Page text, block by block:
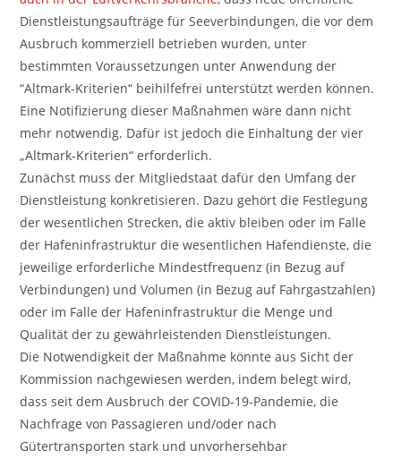
Dienstleistungsaufträge für Seeverbindungen, die vor dem
Ausbruch kommerziell betrieben wurden, unter
bestimmten Voraussetzungen unter Anwendung der
“Altmark-Kriterien“ beihilfefrei unterstützt werden können.
Eine Notifizierung dieser Maßnahmen wäre dann nicht
mehr notwendig. Dafür ist jedoch die Einhaltung der vier
„Altmark-Kriterien“ erforderlich.
Zunächst muss der Mitgliedstaat dafür den Umfang der
Dienstleistung konkretisieren. Dazu gehört die Festlegung
der wesentlichen Strecken, die aktiv bleiben oder im Falle
der Hafeninfrastruktur die wesentlichen Hafendienste, die
jeweilige erforderliche Mindestfrequenz (in Bezug auf
Verbindungen) und Volumen (in Bezug auf Fahrgastzahlen)
oder im Falle der Hafeninfrastruktur die Menge und
Qualität der zu gewährleistenden Dienstleistungen.
Die Notwendigkeit der Maßnahme könnte aus Sicht der
Kommission nachgewiesen werden, indem belegt wird,
dass seit dem Ausbruch der COVID-19-Pandemie, die
Nachfrage von Passagieren und/oder nach
Gütertransporten stark und unvorhersehbar